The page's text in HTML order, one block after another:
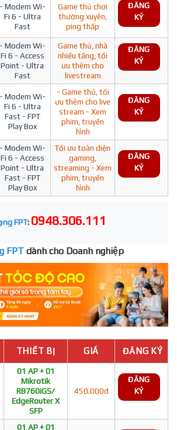
- Modem Wi-
Fi 6 - Ultra
Fast
Game thủ chơi
thường xuyên,
ping thấp
ĐĂNG
KÝ
- Modem Wi-
Fi 6 - Access
Point - Ultra
Fast
Game thủ, nhà
nhiều tầng, tối
ưu thêm cho
livestream
ĐĂNG
KÝ
- Modem Wi-
Fi 6 - Ultra
Fast - FPT
Play Box
- Game thủ, tối
ưu thêm cho live
stream - Xem
phim, truyền
hình
ĐĂNG
KÝ
- Modem Wi-
Fi 6 - Access
Point - Ultra
Fast - FPT
Play Box
Tối ưu toàn diện
gaming,
streaming - Xem
phim, truyền
hình
ĐĂNG
KÝ
FPT: 0948.306.111
FPT dành cho Doanh nghiệp
THIẾT BỊ GIÁ ĐĂNG KÝ
01 AP + 01
Mikrotik
RB760iGS/
EdgeRouter X
SFP
450.000đ
ĐĂNG
KÝ
01 AP + 01